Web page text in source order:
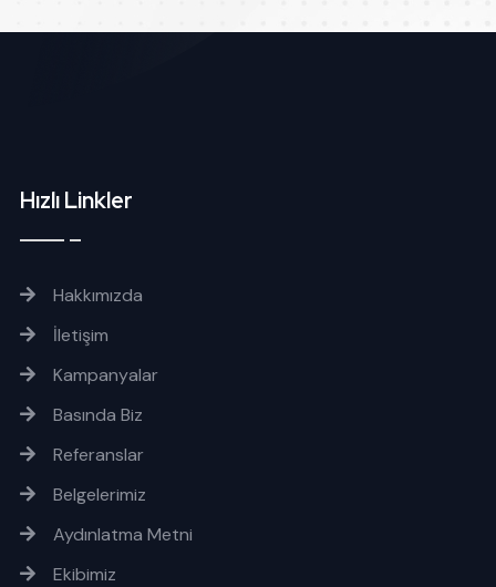
Hızlı Linkler
Hakkımızda
İletişim
Kampanyalar
Basında Biz
Referanslar
Belgelerimiz
Aydınlatma Metni
Ekibimiz